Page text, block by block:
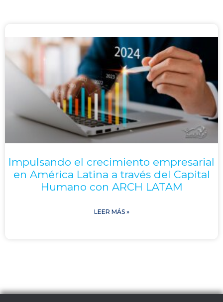
Impulsando el crecimiento empresarial
en América Latina a través del Capital
Humano con ARCH LATAM
LEER MÁS »